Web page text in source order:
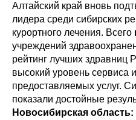
Алтайский край вновь
лидера среди сибирских
курортного лечения. Всего
учреждений
рейтинг лучших здравниц
высокий уровень сервиса
предоставляемых услуг.
показали достойные
Новосибирская область: